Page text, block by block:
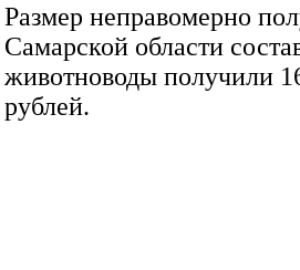
Размер неправомерно
Самарской области
животноводы получили
рублей.